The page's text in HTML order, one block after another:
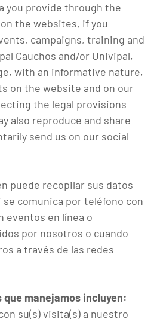
you provide through the
the websites, if you
campaigns, training and
Cauchos and/or Univipal,
with an informative nature,
on the website and on our
the legal provisions
also reproduce and share
send us on our social
puede recopilar sus datos
comunica por teléfono con
eventos en línea o
por nosotros o cuando
a través de las redes
manejamos incluyen:
su(s) visita(s) a nuestro